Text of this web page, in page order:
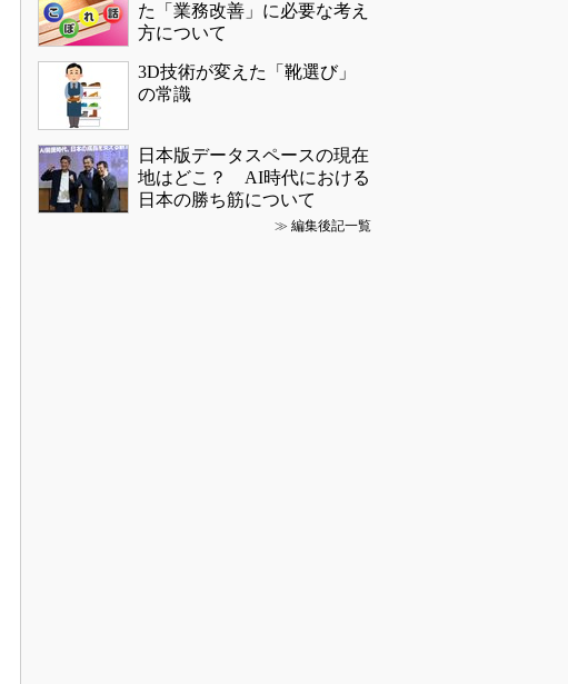
た「業務改善」に必要な考え
方について
3D技術が変えた「靴選び」
の常識
日本版データスペースの現在
地はどこ？ AI時代における
日本の勝ち筋について
≫ 編集後記一覧